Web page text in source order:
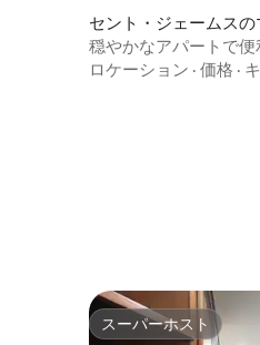
セント・ジェームスの
ョン・アパート
穏やかなアパートで
ロケーション · 価格 ·
スーパーホスト
スーパーホスト